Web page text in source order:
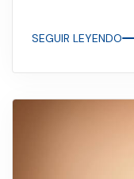
SEGUIR LEYENDO